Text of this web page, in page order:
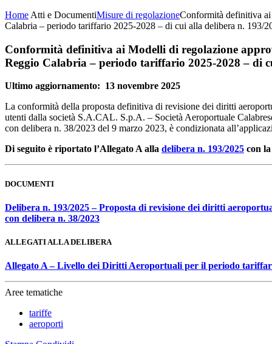
Home Atti e DocumentiMisure di regolazioneConformità definitiva
Calabria – periodo tariffario 2025-2028 – di cui alla delibera n. 193/
Conformità definitiva ai Modelli di regolazione
Reggio Calabria – periodo tariffario 2025-2028 – di
Ultimo aggiornamento: 13 novembre 2025
La conformità della proposta definitiva di revisione dei diritti
utenti dalla società S.A.CAL. S.p.A. – Società Aeroportuale
con delibera n. 38/2023 del 9 marzo 2023, è condizionata
Di seguito è riportato l’Allegato A alla delibera n. 193/2025 con
DOCUMENTI
Delibera n. 193/2025 – Proposta di revisione dei diritti
con delibera n. 38/2023
ALLEGATI ALLA DELIBERA
Allegato A – Livello dei Diritti Aeroportuali per il periodo
Aree tematiche
tariffe
aeroporti